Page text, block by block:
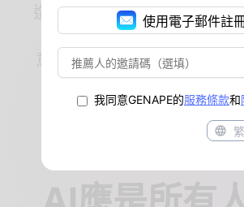
造出高品質的內容，提升工
的目標是讓每位使用者都能
意，自由創造屬於自己的作
位時代中蓬勃發展
使用電子郵件註
我同意GENAPE的服務條款和
使用電子郵件註
我同意GENAPE的服務條款和